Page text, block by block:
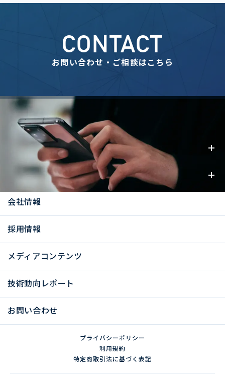
CONTACT
お問い合わせ・ご相談はこちら
事業内容
お知らせ
会社情報
採用情報
メディアコンテンツ
技術動向レポート
お問い合わせ
プライバシーポリシー
利用規約
特定商取引法に基づく表記